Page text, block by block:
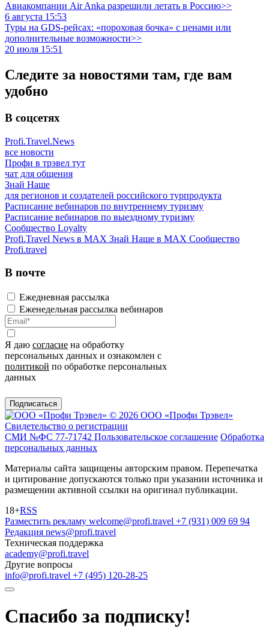
Авиакомпании Air Anka разрешили летать в Россию>>
6 августа 15:53
Туры на GDS-рейсах: «пороховая бочка» с ценами или
дополнительные возможности>>
20 июля 15:51
Следите за новостями там, где вам
удобно
В соцсетях
Profi.Travel.News
все новости
Профи в трэвел тут
чат для общения
Знай Наше
для регионов и создателей российского турпродукта
Расписание вебинаров по внутреннему туризму
Расписание вебинаров по выездному туризму
Сообщество Loyalty
Profi.Travel News в MAX Знай Наше в MAX Сообщество
Profi.travel
В почте
Ежедневная рассылка
Еженедельная рассылка вебинаров
Я даю согласие на обработку
персональных данных и ознакомлен с
политикой по обработке персональных
данных
Подписаться
© 2026 ООО «Профи Трэвeл»
Свидетельство о регистрации
СМИ №ФС 77-71742 Пользовательское соглашение Обработка
персональных данных
Материалы сайта защищены авторским правом. Перепечатка
и цитирование допускаются только при указании источника и
размещении активной ссылки на оригинал публикации.
18+RSS
Разместить рекламу welcome@profi.travel +7 (931) 009 69 94
Редакция news@profi.travel
Техническая поддержка
academy@profi.travel
Другие вопросы
info@profi.travel +7 (495) 120-28-25
Спасибо за подписку!